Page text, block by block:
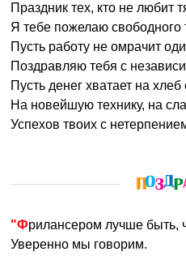
Праздник тех, кто не любит
Я тебе пожелаю свободного
Пусть работу не омрачит
Поздравляю тебя с
Пусть денег хватает на хлеб
На новейшую технику, на
Успехов твоих с
"Фрилансером лучше
Уверенно мы говорим.